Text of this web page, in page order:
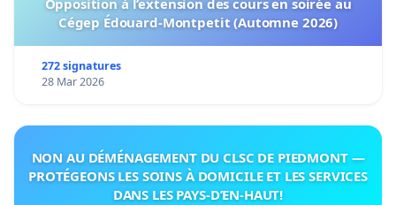
Opposition à l’extension des cours en soirée au
Cégep Édouard-Montpetit (Automne 2026)
272 signatures
28 Mar 2026
NON AU DÉMÉNAGEMENT DU CLSC DE PIEDMONT —
PROTÉGEONS LES SOINS À DOMICILE ET LES SERVICES
DANS LES PAYS-D’EN-HAUT!